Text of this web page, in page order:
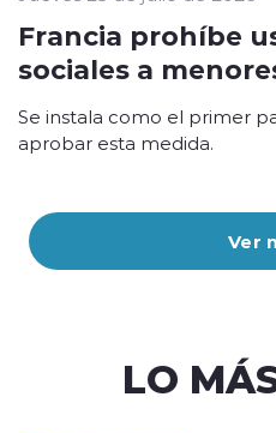
Ver
Francia prohíbe
sociales a
Se instala como el primer
aprobar esta medida.
LO